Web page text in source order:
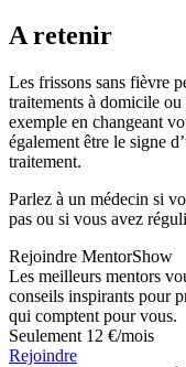
A retenir
Les frissons sans fièvre
traitements à domicile
exemple en changeant
également être le signe
traitement.
Parlez à un médecin si
pas ou si vous avez
Rejoindre MentorShow
Les meilleurs mentors
conseils inspirants pour
qui comptent pour vous.
Seulement 12 €/mois
Rejoindre